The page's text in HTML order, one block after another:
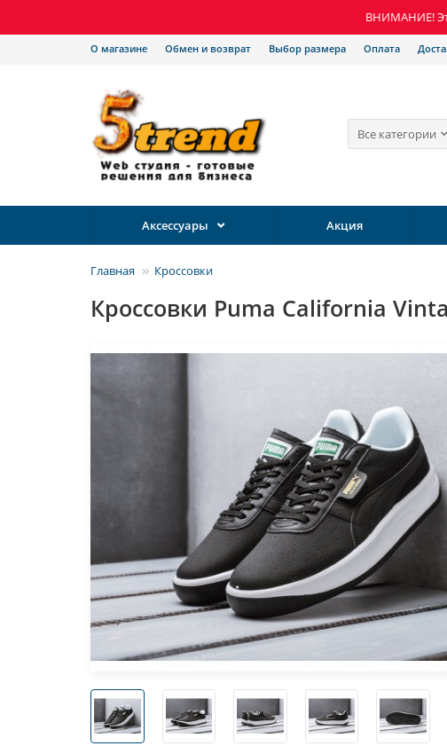
ВНИМАНИЕ!
О магазине Обмен и возврат Выбор размера Оплата
Все категории
Аксессуары Акция
Главная Кроссовки
Кроссовки Puma California